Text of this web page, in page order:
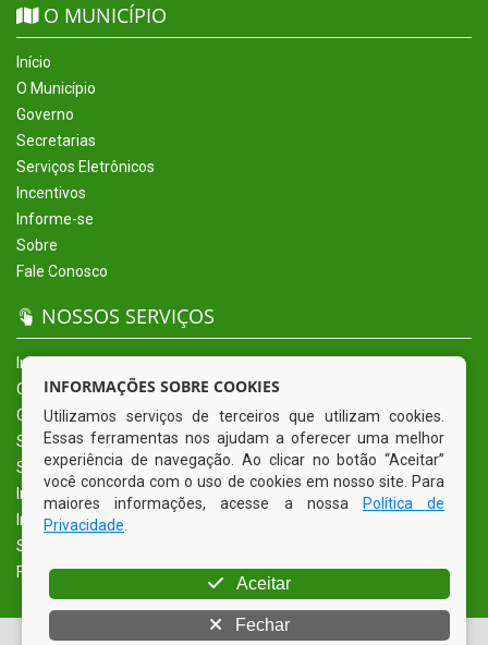
O MUNICÍPIO
Início
O Município
Governo
Secretarias
Serviços Eletrônicos
Incentivos
Informe-se
Sobre
Fale Conosco
NOSSOS SERVIÇOS
Início
O Município
Governo
Secretarias
Serviços Eletrônicos
Incentivos
Informe-se
Sobre
Fale Conosco
INFORMAÇÕES SOBRE COOKIES
Utilizamos serviços de terceiros que utilizam cookies.
Essas ferramentas nos ajudam a oferecer uma melhor
experiência de navegação. Ao clicar no botão “Aceitar”
você concorda com o uso de cookies em nosso site. Para
maiores informações, acesse a nossa
Política de
Privacidade
Aceitar
Fechar